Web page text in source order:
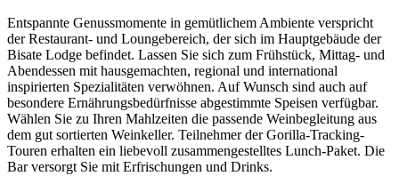
Entspannte Genussmomente in gemütlichem Ambiente verspricht
der Restaurant- und Loungebereich, der sich im Hauptgebäude der
Bisate Lodge befindet. Lassen Sie sich zum Frühstück, Mittag- und
Abendessen mit hausgemachten, regional und international
inspirierten Spezialitäten verwöhnen. Auf Wunsch sind auch auf
besondere Ernährungsbedürfnisse abgestimmte Speisen verfügbar.
Wählen Sie zu Ihren Mahlzeiten die passende Weinbegleitung aus
dem gut sortierten Weinkeller. Teilnehmer der Gorilla-Tracking-
Touren erhalten ein liebevoll zusammengestelltes Lunch-Paket. Die
Bar versorgt Sie mit Erfrischungen und Drinks.